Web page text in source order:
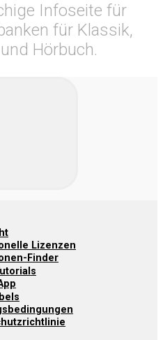
Infoseite für
für Klassik,
Hörbuch.
Lizenzen
Finder